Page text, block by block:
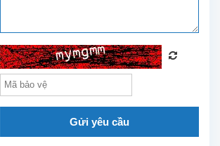
Gửi yêu cầu